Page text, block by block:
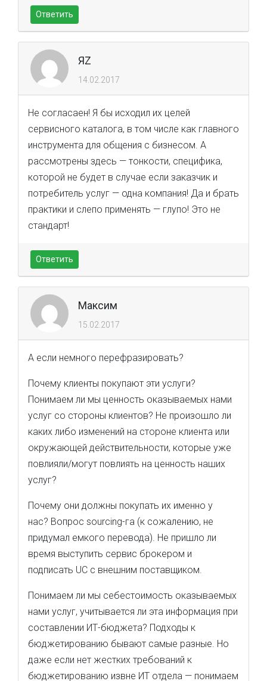
Ответить
ЯZ
14.02.2017
Не согласаен! Я бы исходил их целей
сервисного каталога, в том числе как главного
инструмента для общения с бизнесом. А
рассмотрены здесь — тонкости, специфика,
которой не будет в случае если заказчик и
потребитель услуг — одна компания! Да и брать
практики и слепо применять — глупо! Это не
стандарт!
Ответить
Максим
15.02.2017
А если немного перефразировать?
Почему клиенты покупают эти услуги?
Понимаем ли мы ценность оказываемых нами
услуг со стороны клиентов? Не произошло ли
каких либо изменений на стороне клиента или
окружающей действительности, которые уже
повлияли/могут повлиять на ценность наших
услуг?
Почему они должны покупать их именно у
нас? Вопрос sourcing-га (к сожалению, не
придумал емкого перевода). Не пришло ли
время выступить сервис брокером и
подписать UC с внешним поставщиком.
Понимаем ли мы себестоимость оказываемых
нами услуг, учитывается ли эта информация при
составлении ИТ-бюджета? Подходы к
бюджетированию бывают самые разные. Но
даже если нет жестких требований к
бюджетированию извне ИТ отдела — понимаем